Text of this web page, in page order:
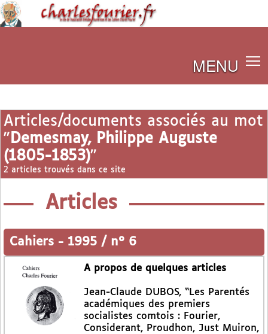
MENU
Articles/documents associés au mot
" Demesmay, Philippe Auguste
(1805-1853)"
2 articles trouvés dans ce site
Articles
Cahiers - 1995 / n° 6
A propos de quelques articles
Jean-Claude DUBOS, “Les Parentés
académiques des premiers
socialistes comtois : Fourier,
Considerant, Proudhon, Just Muiron,